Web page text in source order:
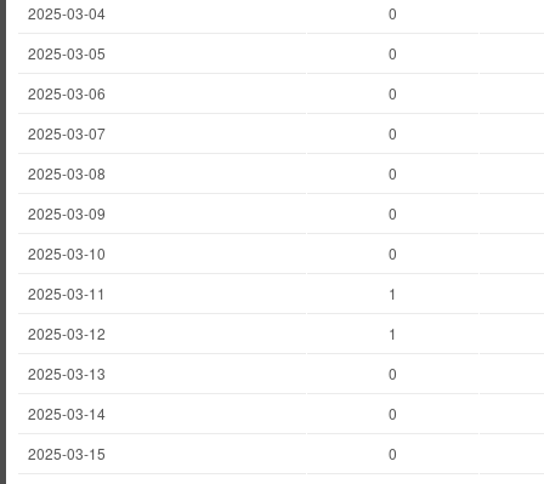
2025-03-04
0
2025-03-05
0
2025-03-06
0
2025-03-07
0
2025-03-08
0
2025-03-09
0
2025-03-10
0
2025-03-11
1
2025-03-12
1
2025-03-13
0
2025-03-14
0
2025-03-15
0